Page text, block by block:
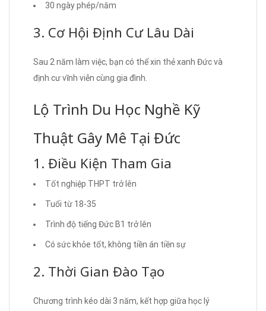
30 ngày phép/năm
3. Cơ Hội Định Cư Lâu Dài
Sau 2 năm làm việc, bạn có thể xin thẻ xanh Đức và
định cư vĩnh viễn cùng gia đình.
Lộ Trình Du Học Nghề Kỹ
Thuật Gây Mê Tại Đức
1. Điều Kiện Tham Gia
Tốt nghiệp THPT trở lên
Tuổi từ 18-35
Trình độ tiếng Đức B1 trở lên
Có sức khỏe tốt, không tiền án tiền sự
2. Thời Gian Đào Tạo
Chương trình kéo dài 3 năm, kết hợp giữa học lý